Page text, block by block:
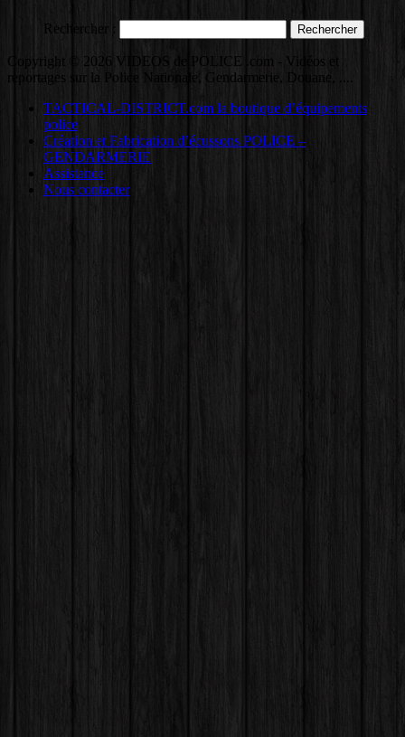
Rechercher :
Copyright © 2026 VIDEOS de POLICE .com - Vidéos et
reportages sur la Police Nationale, Gendarmerie, Douane, ....
TACTICAL-DISTRICT.com la boutique d’équipements
police
Création et Fabrication d’écussons POLICE –
GENDARMERIE
Assistance
Nous contacter